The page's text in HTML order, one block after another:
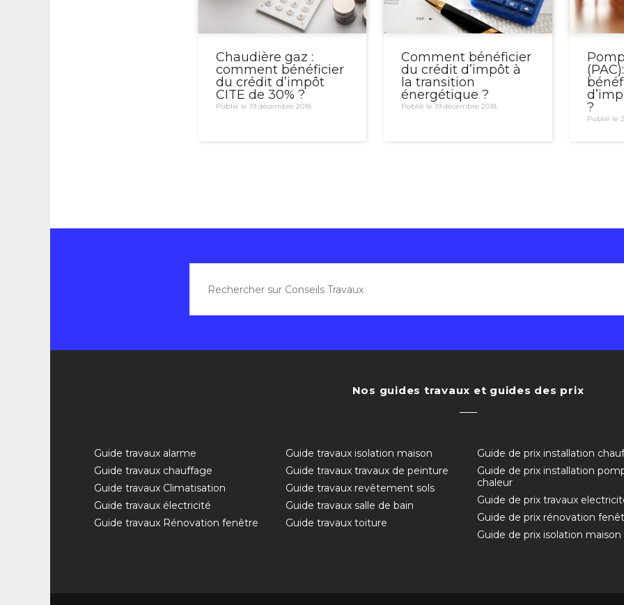
Chaudière gaz :
comment bénéficier
du crédit d’impôt
CITE de 30% ?
Publié le 19 décembre 2018
Comment bénéficier
du crédit d’impôt à
la transition
énergétique ?
Publié le 19 décembre 2018
?
Publié le
Nos guides travaux et guides des prix
Guide travaux alarme
Guide travaux chauffage
Guide travaux Climatisation
Guide travaux électricité
Guide travaux Rénovation fenêtre
Guide travaux isolation maison
Guide travaux travaux de peinture
Guide travaux revêtement sols
Guide travaux salle de bain
Guide travaux toiture
Guide de prix installation
Guide de prix installation
chaleur
Guide de prix travaux
Guide de prix rénovation
Guide de prix isolation maison